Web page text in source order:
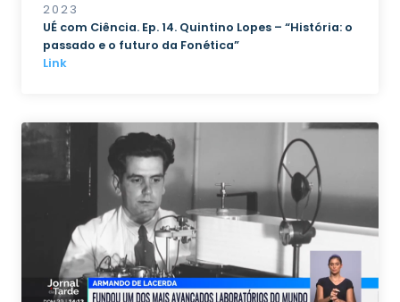
2023
UÉ com Ciência. Ep. 14. Quintino Lopes – “História: o
passado e o futuro da Fonética”
Link